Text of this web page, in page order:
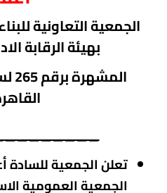
الجمعيةالتعاونية
بهيئة الرقابة
تعلن الجمعية للسادة
الجمعية العمومية